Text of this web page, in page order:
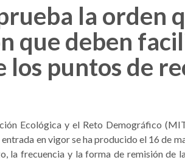
la orden
que deben
los puntos de
Ecológica y el Reto Demográfico
en vigor se ha producido el 16 de
la frecuencia y la forma de remisión de